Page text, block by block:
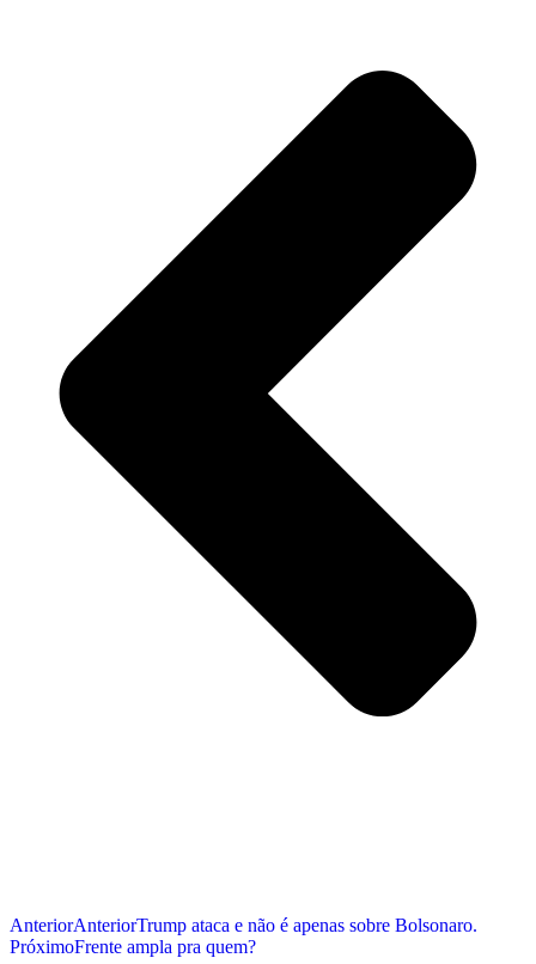
AnteriorAnteriorTrump ataca e não é apenas sobre Bolsonaro.
PróximoFrente ampla pra quem?